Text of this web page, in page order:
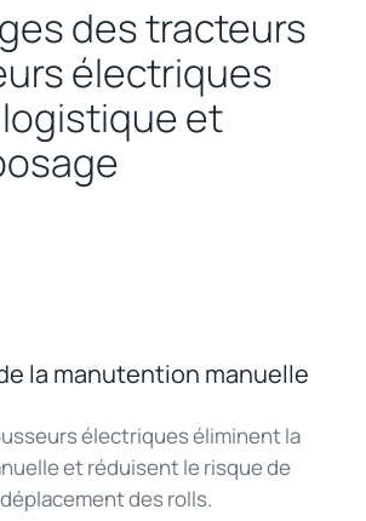
des tracteurs
électriques
et
la manutention manuelle
électriques éliminent la
et réduisent le risque de
desrolls.